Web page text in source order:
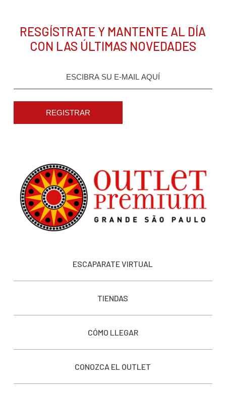
RESGÍSTRATE Y MANTENTE AL DÍA
CON LAS ÚLTIMAS NOVEDADES
REGISTRAR
ESCAPARATE VIRTUAL
TIENDAS
CÓMO LLEGAR
CONOZCA EL OUTLET